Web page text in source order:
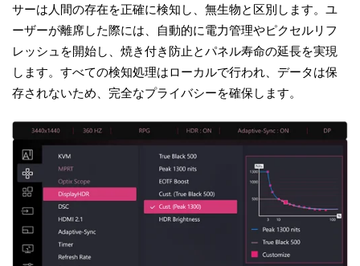
サーは人間の存在を正確に検知し、無生物と区別します。ユ
ーザーが離席した際には、自動的に電力管理やピクセルリフ
レッシュを開始し、焼き付き防止とパネル寿命の延長を実現
します。すべての検知処理はローカルで行われ、データは保
存されないため、完全なプライバシーを確保します。